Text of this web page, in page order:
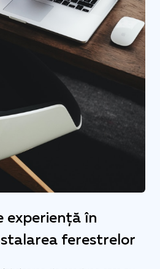
experiență în
ferestrelor